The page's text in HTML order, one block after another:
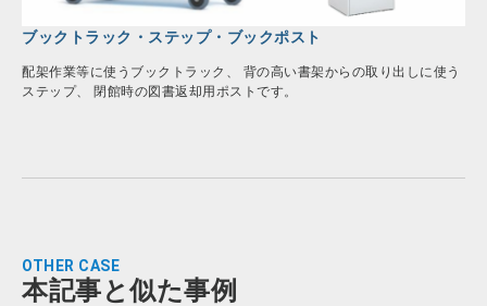
ブックトラック・ステップ・ブックポスト
配架作業等に使うブックトラック、 背の高い書架からの取り出しに使う
ステップ、 閉館時の図書返却用ポストです。
OTHER CASE
本記事と似た事例